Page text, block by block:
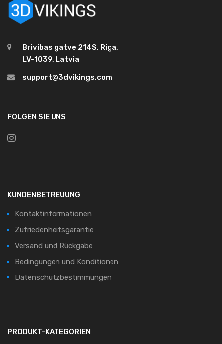
Brivibas gatve 214S, Riga,
LV-1039, Latvia
support@3dvikings.com
FOLGEN SIE UNS
KUNDENBETREUUNG
Kontaktinformationen
Zufriedenheitsgarantie
Versand und Rückgabe
Bedingungen und Konditionen
Datenschutzbestimmungen
PRODUKT-KATEGORIEN